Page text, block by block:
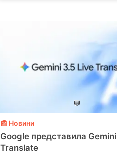
💬
📰 Новини
Google представила
Translate